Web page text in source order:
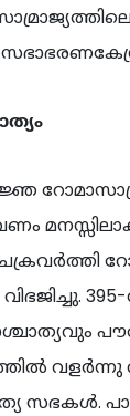
വിഭജിച്ചു.
വളര്‍ന്നു
സഭകള്‍.